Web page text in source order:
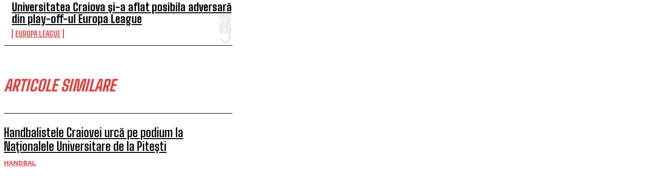
Universitatea Craiova și-a aflat posibila adversară
din play-off-ul Europa League
EUROPA LEAGUE
ARTICOLE SIMILARE
Handbalistele Craiovei urcă pe podium la
Naționalele Universitare de la Pitești
HANDBAL